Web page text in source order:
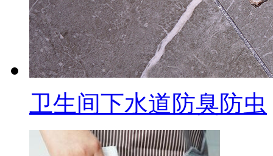
卫生间下水道防臭防虫